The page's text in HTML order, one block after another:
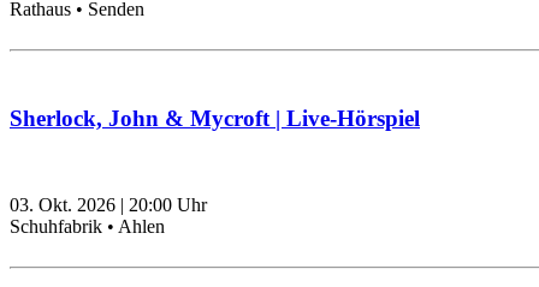
Rathaus • Senden
Sherlock, John & Mycroft | Live-Hörspiel
03. Okt. 2026 | 20:00 Uhr
Schuhfabrik • Ahlen